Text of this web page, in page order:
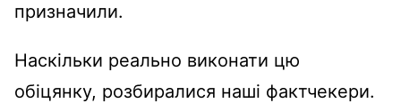
призначили.
Наскільки реально виконати цю
обіцянку, розбиралися наші фактчекери.